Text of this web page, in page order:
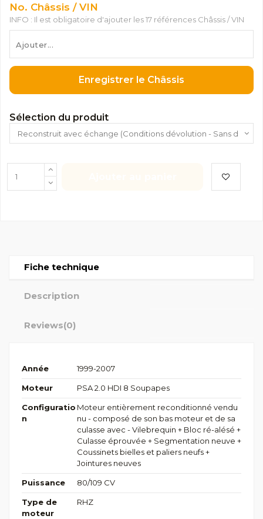
No. Châssis / VIN
INFO : Il est obligatoire d'ajouter les 17 références Châssis / VIN
Enregistrer le Châssis
Sélection du produit
Fiche technique
Description
Reviews(0)
Année 1999-2007
Moteur PSA 2.0 HDI 8 Soupapes
Configuratio
n
Moteur entièrement reconditionné vendu
nu - composé de son bas moteur et de sa
culasse avec - Vilebrequin + Bloc ré-alésé +
Culasse éprouvée + Segmentation neuve +
Coussinets bielles et paliers neufs +
Jointures neuves
Puissance 80/109 CV
Type de
moteur
RHZ